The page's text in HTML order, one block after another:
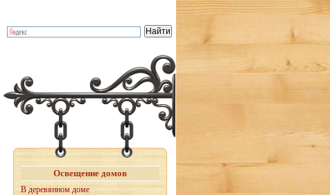
Освещение домов
В деревянном доме